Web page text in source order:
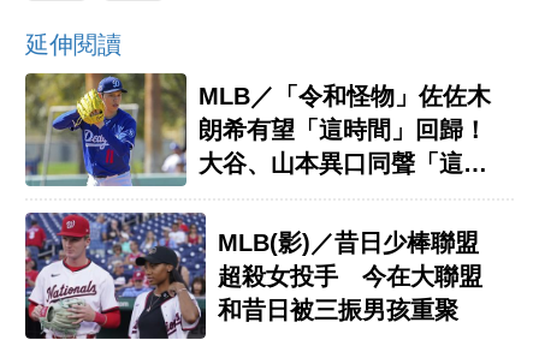
延伸閱讀
MLB／「令和怪物」佐佐木
朗希有望「這時間」回歸！
大谷、山本異口同聲「這樣
MLB(影)／昔日少棒聯盟
超殺女投手 今在大聯盟
和昔日被三振男孩重聚